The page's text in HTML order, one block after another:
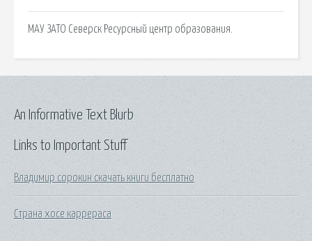
МАУ ЗАТО Северск Ресурсный центр образования.
Links to Important Stuff
Владимир сорокин скачать книги бесплатно
Страна хосе каррераса
An Informative Text Blurb